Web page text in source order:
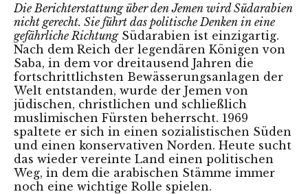
Die Berichterstattung über den Jemen wird Südarabien
nicht gerecht. Sie führt das politische Denken in eine
gefährliche RichtungSüdarabien ist einzigartig.
Nach dem Reich der legendären Königen von
Saba, in dem vor dreitausend Jahren die
fortschrittlichsten Bewässerungsanlagen der
Welt entstanden, wurde der Jemen von
jüdischen, christlichen und schließlich
muslimischen Fürsten beherrscht. 1969
spaltete er sich in einen sozialistischen Süden
und einen konservativen Norden. Heute sucht
das wieder vereinte Land einen politischen
Weg, in dem die arabischen Stämme immer
noch eine wichtige Rolle spielen.